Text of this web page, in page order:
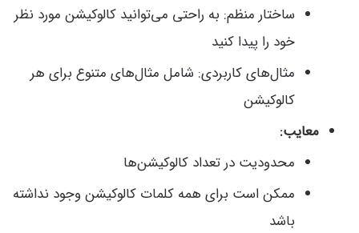
ساختار منظم: به راحتی می‌توانید کالوکیشن مورد نظر
خود را پیدا کنید
مثال‌های کاربردی: شامل مثال‌های متنوع برای هر
کالوکیشن
معایب:
محدودیت در تعداد کالوکیشن‌ها
ممکن است برای همه کلمات کالوکیشن وجود نداشته
باشد